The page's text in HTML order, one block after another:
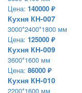
Цена: 140000 ₽
Кухня КН-007
3000*2400*1800 мм
Цена: 125000 ₽
Кухня КН-009
3600*1600 мм
Цена: 86000 ₽
Кухня КН-010
2200*1600 мм